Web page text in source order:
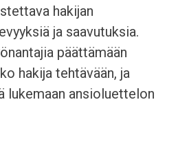
hakijan
ja saavutuksia.
päättämään
hakija tehtävään, ja
lukemaan ansioluettelon